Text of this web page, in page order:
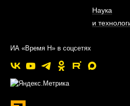
Наука
и
ИА «Время Н» в соцсетях